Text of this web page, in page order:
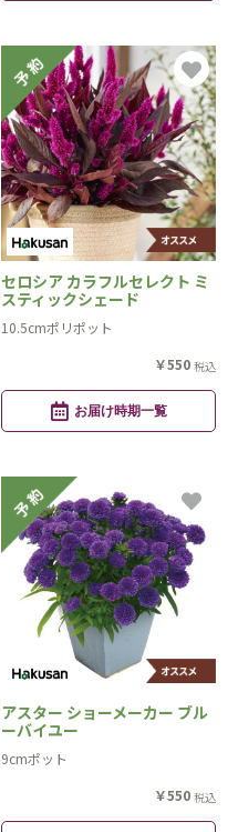
セロシア カラフルセレクト ミ
スティックシェード
10.5cmポリポット
￥550 税込
お届け時期一覧
アスター ショーメーカー ブル
ーバイユー
9cmポット
￥550 税込